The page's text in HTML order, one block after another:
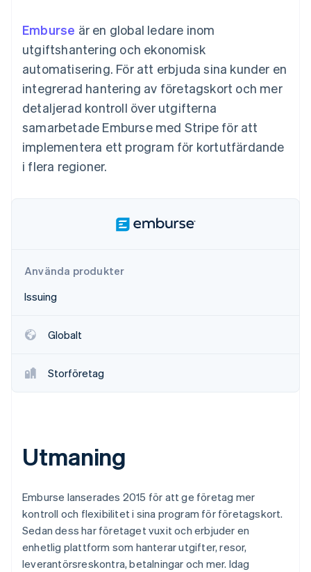
Accelererad kassaprocess
Financial Connections
Länkade finanskontodata
redovisning
Stripe Sigma
Anpassade
rapporter
Data Pipeline
Datasynkronisering
Mer
Product roadmap
Radar
Climate
Koldioxidinfångning
Identity
Stripe Sessions 2026
Efter bransch
AI-företag
Kreatörsekonomi
Spel
Besöksnäring, resor
och fritid
Försäkringsbolag
underhållning
Professionella tjänster
Offentlig sektor
fakturering
Utfärda stablecoin-
stödda kort
Tillhandahåll och
hantera tjänster med
agenter
Resurser
Kodexempel
API-status
Produktplan
Sessions årliga
konferens
Karriärer
Nyhetsrum
Stripe Press
Kontakt
Kontakta säljteamet
Emburse är en global ledare inom
utgiftshantering och ekonomisk
automatisering. För att erbjuda sina kunder en
integrerad hantering av företagskort och mer
detaljerad kontroll över utgifterna
samarbetade Emburse med Stripe för att
implementera ett program för kortutfärdande
i flera regioner.
Använda produkter
Issuing
Globalt
Storföretag
Utmaning
Emburse lanserades 2015 för att ge företag mer
kontroll och flexibilitet i sina program för företagskort.
Sedan dess har företaget vuxit och erbjuder en
enhetlig plattform som hanterar utgifter, resor,
leverantörsreskontra, betalningar och mer. Idag